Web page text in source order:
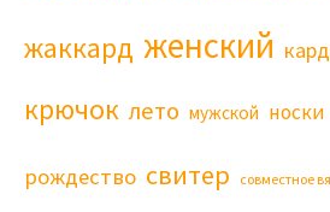
жаккард женский
крючок лето мужской носки
рождество свитер совместное